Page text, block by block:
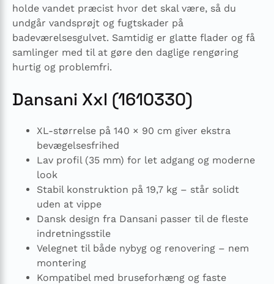
holde vandet præcist hvor det skal være, så du
undgår vandsprøjt og fugtskader på
badeværelsesgulvet. Samtidig er glatte flader og få
samlinger med til at gøre den daglige rengøring
hurtig og problemfri.
Dansani Xxl (1610330)
XL-størrelse på 140 × 90 cm giver ekstra
bevægelsesfrihed
Lav profil (35 mm) for let adgang og moderne
look
Stabil konstruktion på 19,7 kg – står solidt
uden at vippe
Dansk design fra Dansani passer til de fleste
indretningsstile
Velegnet til både nybyg og renovering – nem
montering
Kompatibel med bruseforhæng og faste